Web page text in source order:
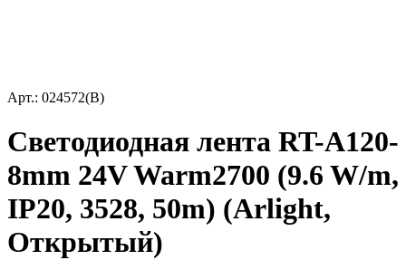
Арт.: 024572(B)
Светодиодная лента RT-A120-
8mm 24V Warm2700 (9.6 W/m,
IP20, 3528, 50m) (Arlight,
Открытый)